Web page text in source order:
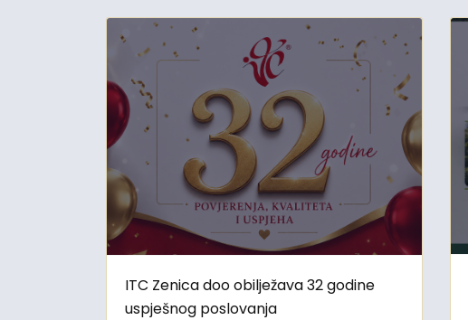
ITC Zenica doo obilježava 32 godine
uspješnog poslovanja